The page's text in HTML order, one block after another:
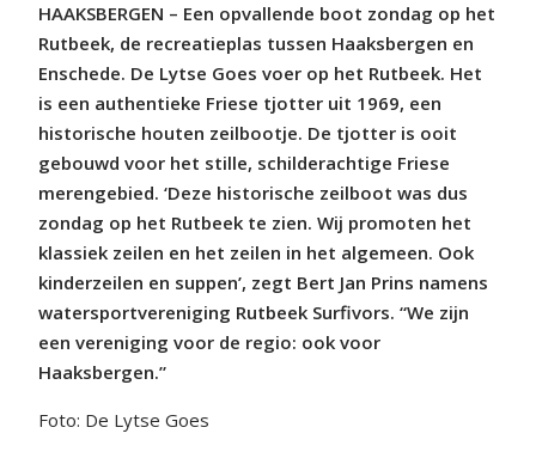
HAAKSBERGEN – Een opvallende boot zondag op het
Rutbeek, de recreatieplas tussen Haaksbergen en
Enschede. De Lytse Goes voer op het Rutbeek. Het
is een authentieke Friese tjotter uit 1969, een
historische houten zeilbootje. De tjotter is ooit
gebouwd voor het stille, schilderachtige Friese
merengebied. ‘Deze historische zeilboot was dus
zondag op het Rutbeek te zien. Wij promoten het
klassiek zeilen en het zeilen in het algemeen. Ook
kinderzeilen en suppen’, zegt Bert Jan Prins namens
watersportvereniging Rutbeek Surfivors. “We zijn
een vereniging voor de regio: ook voor
Haaksbergen.”
Foto: De Lytse Goes